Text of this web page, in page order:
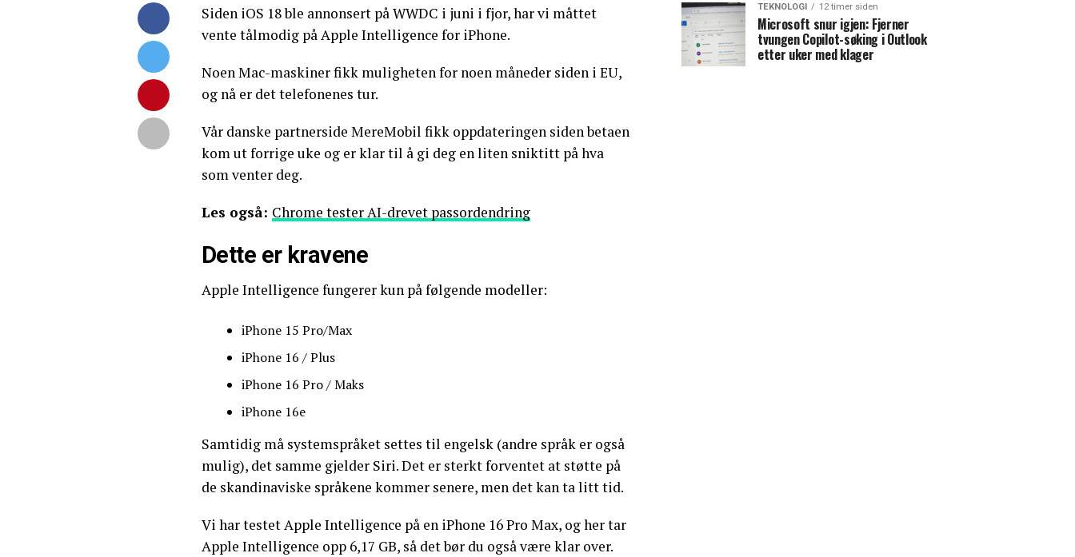
Siden iOS 18 ble annonsert på WWDC i juni i fjor, har vi måttet
vente tålmodig på Apple Intelligence for iPhone.
Noen Mac-maskiner fikk muligheten for noen måneder siden i EU,
og nå er det telefonenes tur.
Vår danske partnerside MereMobil fikk oppdateringen siden betaen
kom ut forrige uke og er klar til å gi deg en liten sniktitt på hva
som venter deg.
Les også: Chrome tester AI-drevet passordendring
Dette er kravene
Apple Intelligence fungerer kun på følgende modeller:
iPhone 15 Pro/Max
iPhone 16 / Plus
iPhone 16 Pro / Maks
iPhone 16e
Samtidig må systemspråket settes til engelsk (andre språk er også
mulig), det samme gjelder Siri. Det er sterkt forventet at støtte på
de skandinaviske språkene kommer senere, men det kan ta litt tid.
Vi har testet Apple Intelligence på en iPhone 16 Pro Max, og her tar
Apple Intelligence opp 6,17 GB, så det bør du også være klar over.
TEKNOLOGI 12 timer siden
Microsoft snur igjen: Fjerner
tvungen Copilot-søking i Outlook
etter uker med klager